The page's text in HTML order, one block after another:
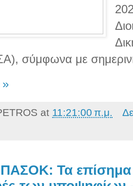
σύμφωνα με
»
at 11:21:00 π.μ.
Τα επίσημα